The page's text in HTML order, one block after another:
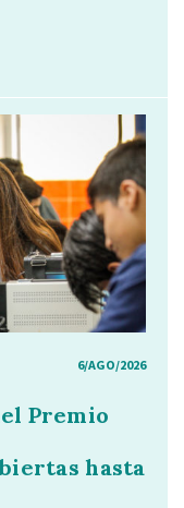
6/AGO/2026
Premio
hasta